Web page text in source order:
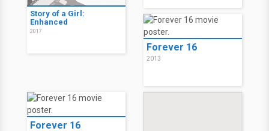
Story of a Girl:
Enhanced
2017
Forever 16
2013
Forever 16